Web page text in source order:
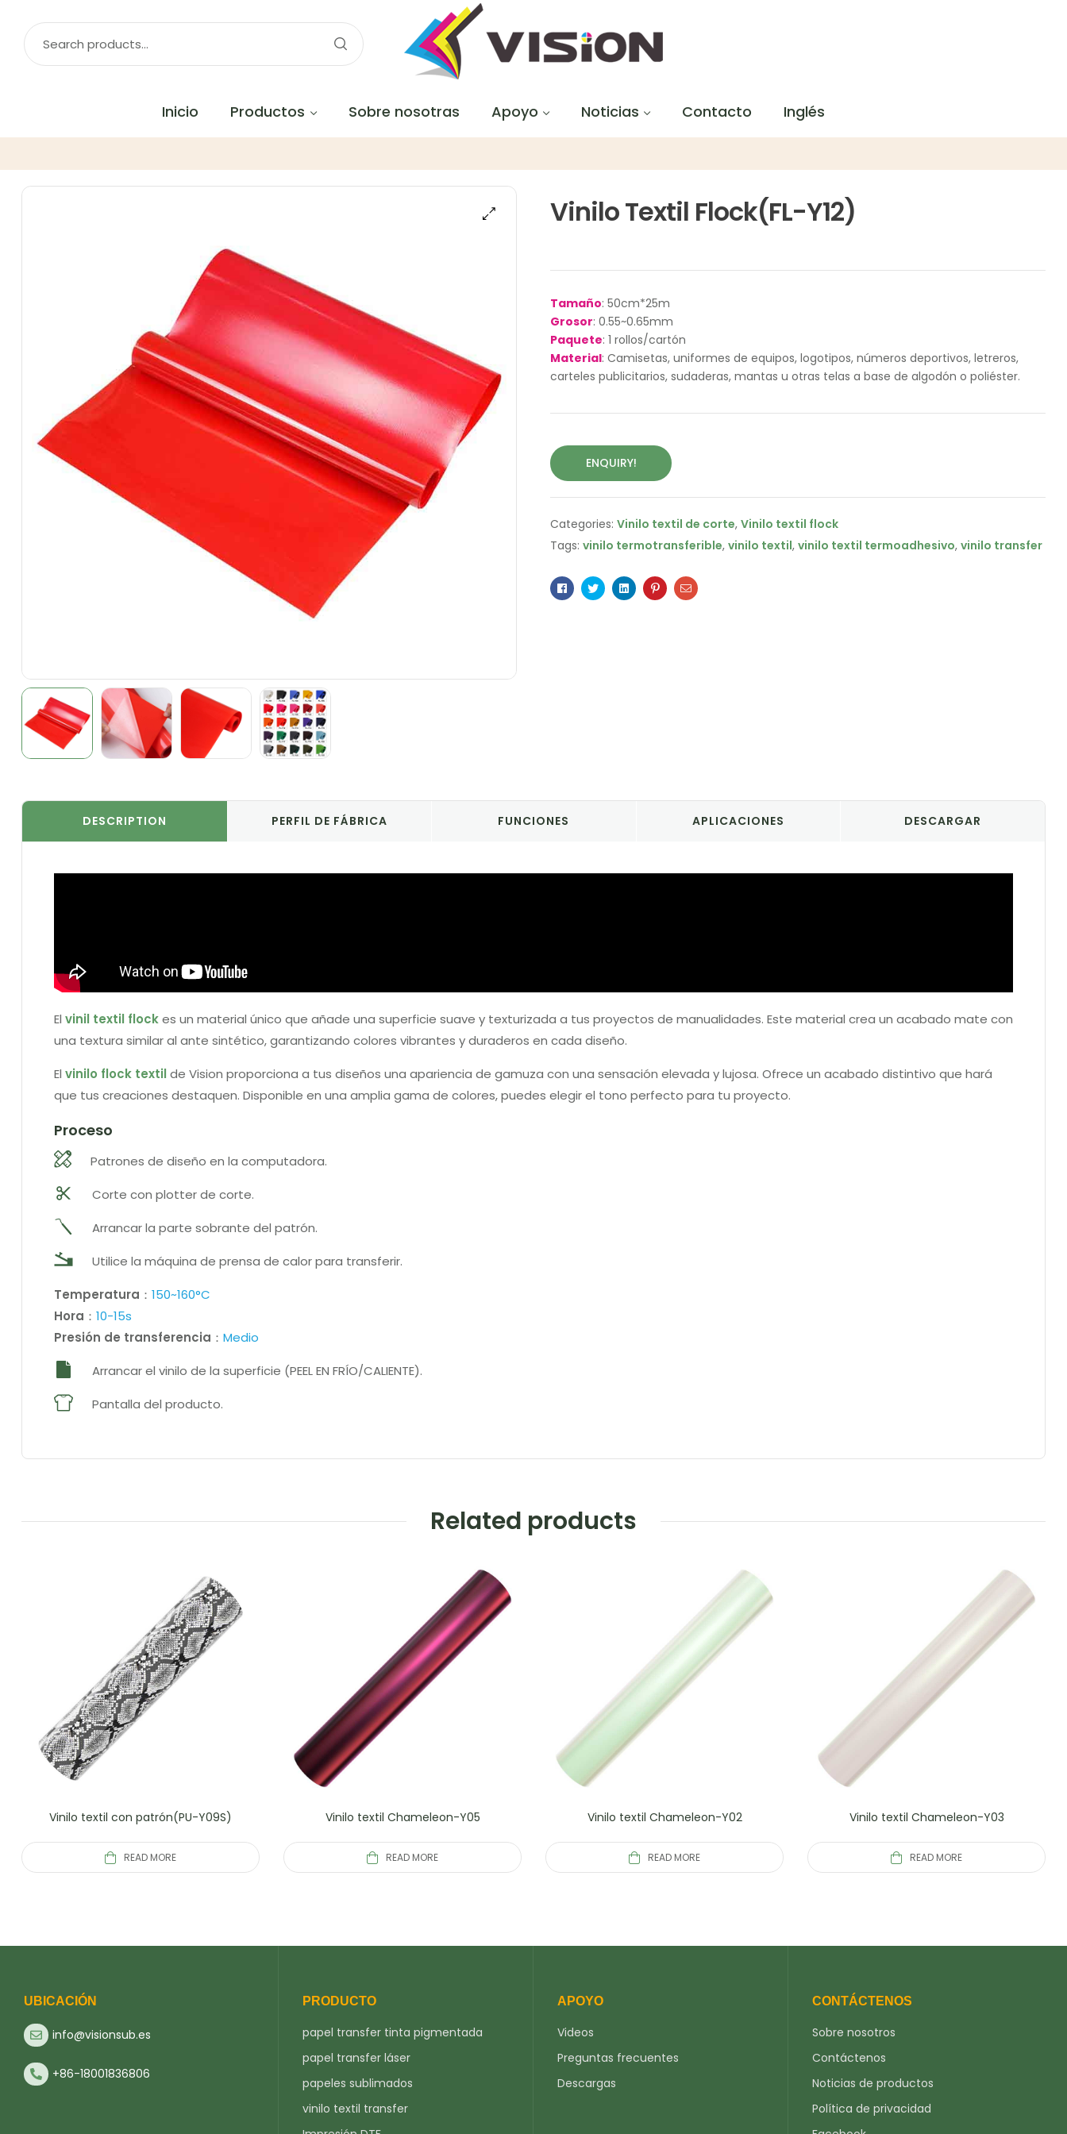
Inicio Productos Sobre nosotras Apoyo Noticias Contacto Inglés
Vinilo Textil Flock(FL-Y12)
Tamaño: 50cm*25m
Grosor: 0.55~0.65mm
Paquete: 1 rollos/cartón
Material: Camisetas, uniformes de equipos, logotipos, números deportivos, letreros,
carteles publicitarios, sudaderas, mantas u otras telas a base de algodón o poliéster.
ENQUIRY!
Categories: Vinilo textil de corte, Vinilo textil flock
Tags: vinilo termotransferible, vinilo textil, vinilo textil termoadhesivo, vinilo transfer
Facebook
TwitterLinkedinPinterestEmail
DESCRIPTION PERFIL DE FÁBRICA FUNCIONES APLICACIONES DESCARGAR
El vinil textil flockes un material único que añade una superficie suave y texturizada a tus proyectos de manualidades. Este material crea un acabado mate con
una textura similar al ante sintético, garantizando colores vibrantes y duraderos en cada diseño.
El vinilo flock textil de Vision proporciona a tus diseños una apariencia de gamuza con una sensación elevada y lujosa. Ofrece un acabado distintivo que hará
que tus creaciones destaquen. Disponible en una amplia gama de colores, puedes elegir el tono perfecto para tu proyecto.
Proceso
Patrones de diseño en la computadora.
Corte con plotter de corte.
Arrancar la parte sobrante del patrón.
Utilice la máquina de prensa de calor para transferir.
Temperatura ： 150~160°C
Hora ： 10-15s
Presión de transferencia ： Medio
Arrancar el vinilo de la superficie (PEEL EN FRÍO/CALIENTE).
Pantalla del producto.
Related products
Vinilo textil con patrón(PU-Y09S)
READ MORE
Vinilo textil Chameleon-Y05
READ MORE
Vinilo textil Chameleon-Y02
READ MORE
Vinilo textil Chameleon-Y03
READ MORE
UBICACIÓN
info@visionsub.es
+86-18001836806
PRODUCTO
papel transfer tinta pigmentada
papel transfer láser
papeles sublimados
vinilo textil transfer
APOYO
Videos
Preguntas frecuentes
Descargas
CONTÁCTENOS
Sobre nosotros
Contáctenos
Noticias de productos
Política de privacidad